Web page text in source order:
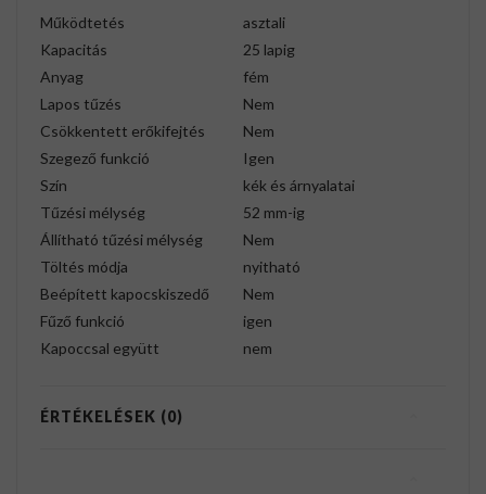
Működtetés
asztali
Kapacitás
25 lapig
Anyag
fém
Lapos tűzés
Nem
Csökkentett erőkifejtés
Nem
Szegező funkció
Igen
Szín
kék és árnyalatai
Tűzési mélység
52 mm-ig
Állítható tűzési mélység
Nem
Töltés módja
nyitható
Beépített kapocskiszedő
Nem
Fűző funkció
igen
Kapoccsal együtt
nem
ÉRTÉKELÉSEK (0)